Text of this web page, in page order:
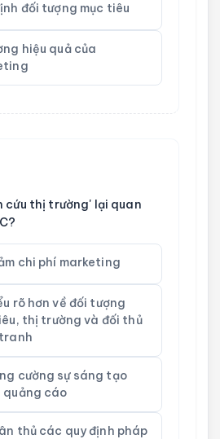
đối tượng mục tiêu
hiệu quả của
cứu thị trường' lại quan
chi phí marketing
rõ hơn về đối tượng
thị trường và đối thủ
cường sự sáng tạo
cáo
thủ các quy định pháp